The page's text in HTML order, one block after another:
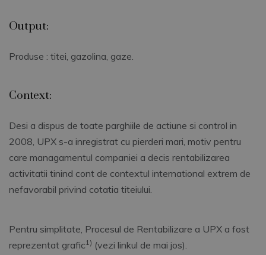
Output:
Produse : titei, gazolina, gaze.
Context:
Desi a dispus de toate parghiile de actiune si control in
2008, UPX s-a inregistrat cu pierderi mari, motiv pentru
care managamentul companiei a decis rentabilizarea
activitatii tinind cont de contextul international extrem de
nefavorabil privind cotatia titeiului.
Pentru simplitate, Procesul de Rentabilizare a UPX a fost
reprezentat grafic1) (vezi linkul de mai jos).